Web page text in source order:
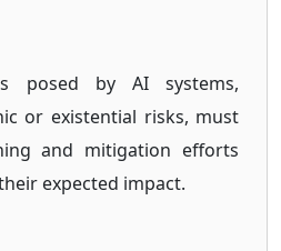
posed by AI systems,
or existential risks, must
and mitigation efforts
expected impact.